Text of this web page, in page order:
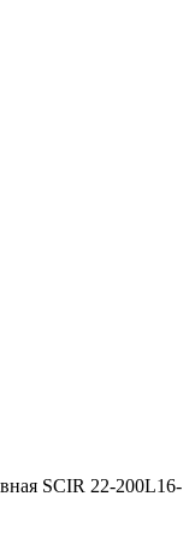
SCIR 22-200L16-